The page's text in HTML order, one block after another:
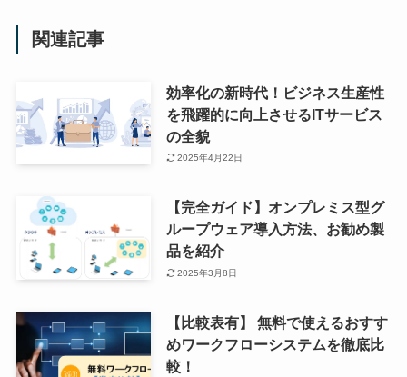
関連記事
効率化の新時代！ビジネス生産性
を飛躍的に向上させるITサービス
の全貌
2025年4月22日
【完全ガイド】オンプレミス型グ
ループウェア導入方法、お勧め製
品を紹介
2025年3月8日
【比較表有】 無料で使えるおすす
めワークフローシステムを徹底比
較！